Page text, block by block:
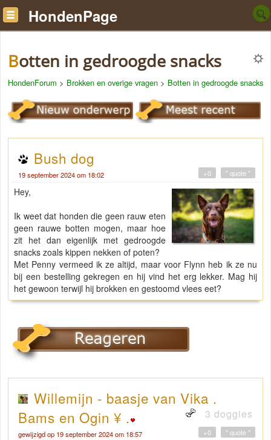
HondenPage
Botten in gedroogde snacks
HondenForum > Brokken en overige vragen > Botten in gedroogde snacks
Bush dog
19 september 2024 om 18:02 " quote "
+0
Hey,
Ik weet dat honden die geen rauw eten
geen rauwe botten mogen, maar hoe
zit het dan eigenlijk met gedroogde
snacks zoals kippen nekken of poten?
Met Penny vermeed ik ze altijd, maar voor Flynn heb ik ze nu
bij een bestelling gekregen en hij vind het erg lekker. Mag hij
het gewoon terwijl hij brokken en gestoomd vlees eet?
Willemijn - baasje van Vika .
Bams en Ogin ¥ .
3 doggies
gewijzigd op 19 september 2024 om 18:57 " quote "
+0